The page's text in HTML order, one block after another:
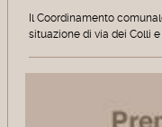
Il Coordinamento
situazione di via dei Colli